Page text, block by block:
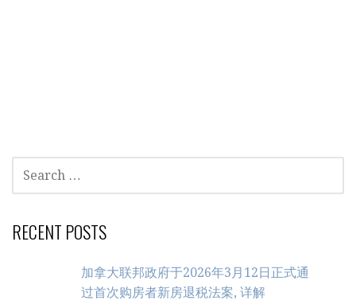
SEARCH
FOR:
RECENT POSTS
加拿大联邦政府于2026年3月12日正式通
过首次购房者新房退税法案, 详解